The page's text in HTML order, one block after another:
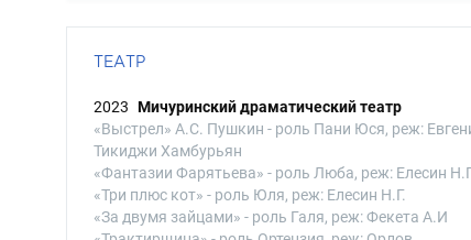
ТЕАТР
2023 Мичуринский драматический театр
«Выстрел» А.С. Пушкин - роль Пани Юся, реж:
Тикиджи Хамбурьян
«Фантазии Фарятьева» - роль Люба, реж: Елесин
«Три плюс кот» - роль Юля, реж: Елесин Н.Г.
«За двумя зайцами» - роль Галя, реж: Фекета А.И